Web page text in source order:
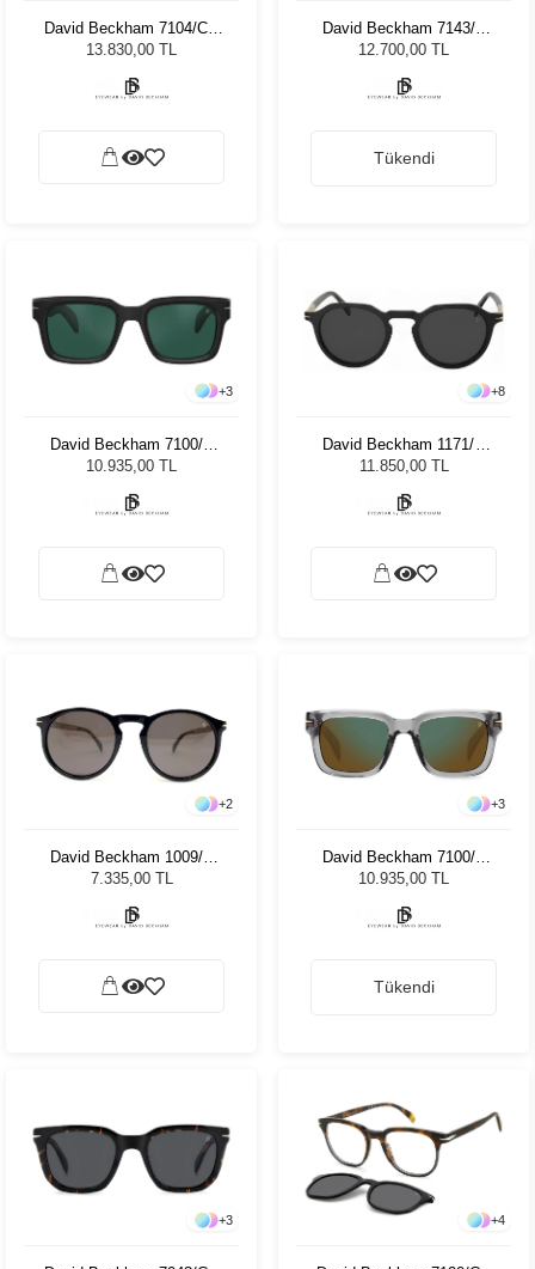
David Beckham 7104/CS
80749 Unisex Güneş
Gözlüğü
13.830,00 TL
David Beckham 7143/C
807 21 8503251 Unisex
Güneş Gözlüğü
12.700,00 TL
Tükendi
+3
David Beckham 7100/S
WR7 52MT Unisex Güneş
Gözlüğü
10.935,00 TL
+8
David Beckham 1171/S
PPO 492K Unisex Güneş
Gözlüğü
11.850,00 TL
+2
David Beckham 1009/S
807IR 50 Unisex Güneş
7.335,00 TL
+3
David Beckham 7100/S
KB7MT 52 Unisex Güneş
10.935,00 TL
Tükendi
+3 +4